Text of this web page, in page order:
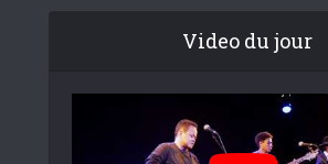
Video du jour